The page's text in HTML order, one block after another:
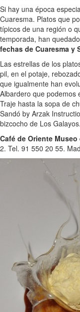
Si hay una época
Cuaresma. Platos que
típicos de una región o
temporada, han
fechas de Cuaresma y
Las estrellas de los
pil, en el potaje,
que igualmente han
Albardero que podemos
Traje hasta la sopa de
Sandó by Arzak
bizcocho de Los
Café de Oriente Museo
2. Tel. 91 550 20 55.